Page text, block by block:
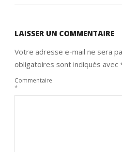
24
LAISSER UN COMMENTAIRE
Votre adresse e-mail ne sera
obligatoires sont indiqués avec
Commentaire
*